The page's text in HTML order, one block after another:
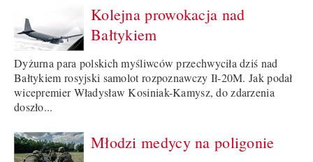
Kolejna prowokacja nad
Bałtykiem
Dyżurna para polskich myśliwców przechwyciła dziś nad
Bałtykiem rosyjski samolot rozpoznawczy Ił-20M. Jak podał
wicepremier Władysław Kosiniak-Kamysz, do zdarzenia
doszło...
Młodzi medycy na poligonie